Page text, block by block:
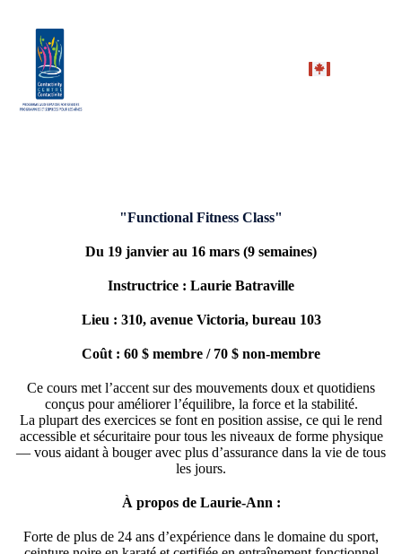
"Functional Fitness Class"
Du 19 janvier au 16 mars (9 semaines)
Instructrice : Laurie Batraville
Lieu : 310, avenue Victoria, bureau 103
Coût : 60 $ membre / 70 $ non-membre
Ce cours met l’accent sur des mouvements doux et quotidiens
conçus pour améliorer l’équilibre, la force et la stabilité.
La plupart des exercices se font en position assise, ce qui le rend
accessible et sécuritaire pour tous les niveaux de forme physique
— vous aidant à bouger avec plus d’assurance dans la vie de tous
les jours.
À propos de Laurie-Ann :
Forte de plus de 24 ans d’expérience dans le domaine du sport,